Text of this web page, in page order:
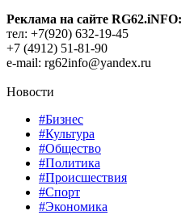
Реклама на сайте RG62.iNFO:
тел: +7(920) 632-19-45
+7 (4912) 51-81-90
e-mail: rg62info@yandex.ru
Новости
#Бизнес
#Культура
#Общество
#Политика
#Происшествия
#Спорт
#Экономика